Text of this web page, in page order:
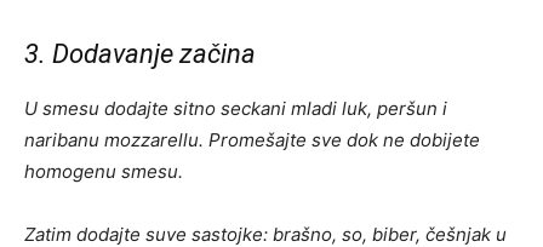
3. Dodavanje začina
U smesu dodajte sitno seckani mladi luk, peršun i
naribanu mozzarellu. Promešajte sve dok ne dobijete
homogenu smesu.
Zatim dodajte suve sastojke: brašno, so, biber, češnjak u